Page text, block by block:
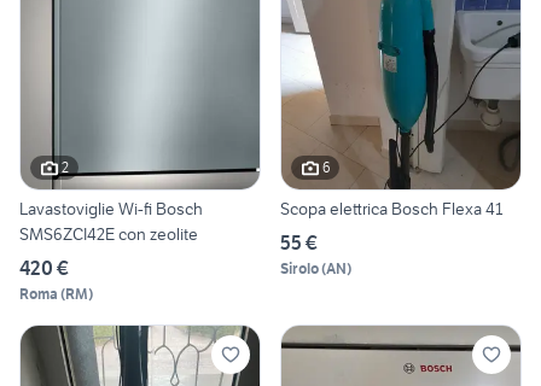
2
Lavastoviglie Wi-fi Bosch
SMS6ZCI42E con zeolite
420 €
Roma (RM)
6
Scopa elettrica Bosch Flexa 41
55 €
Sirolo(AN)